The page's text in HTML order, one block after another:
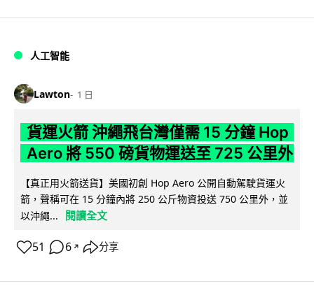
人工智能
Lawton 1 日
貨運火箭 沖繩飛台灣僅需 15 分鐘 Hop
Aero 將 550 磅貨物運送至 725 公里外
【真正用火箭送貨】美國初創 Hop Aero 公開自動駕駛貨運火
箭，聲稱可在 15 分鐘內將 250 公斤物資投送 750 公里外，並
以沖繩...
閱讀全文
51 6 ↗ 分享